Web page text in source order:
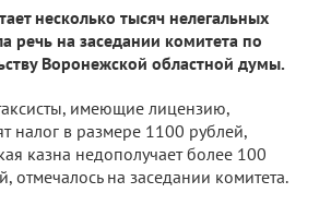
несколько тысяч нелегальных
речь на заседании комитета по
Воронежской областной думы.
имеющие лицензию,
налог в размере 1100 рублей,
казна недополучает более 100
отмечалось на заседании комитета.